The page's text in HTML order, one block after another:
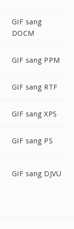
GIF sang
DOCM
GIF sang PPM
GIF sang RTF
GIF sang XPS
GIF sang PS
GIF sang DJVU